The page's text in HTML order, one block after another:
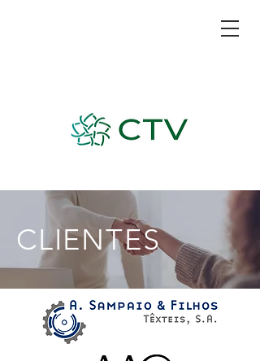
CLIENTES